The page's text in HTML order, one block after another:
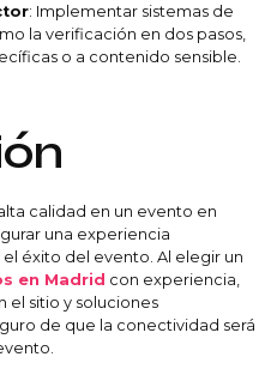
: Implementar sistemas de
la verificación en dos pasos,
o a contenido sensible.
calidad en un evento en
una experiencia
el éxito del evento. Al elegir un
en Madrid con experiencia,
el sitio y soluciones
de que la conectividad será